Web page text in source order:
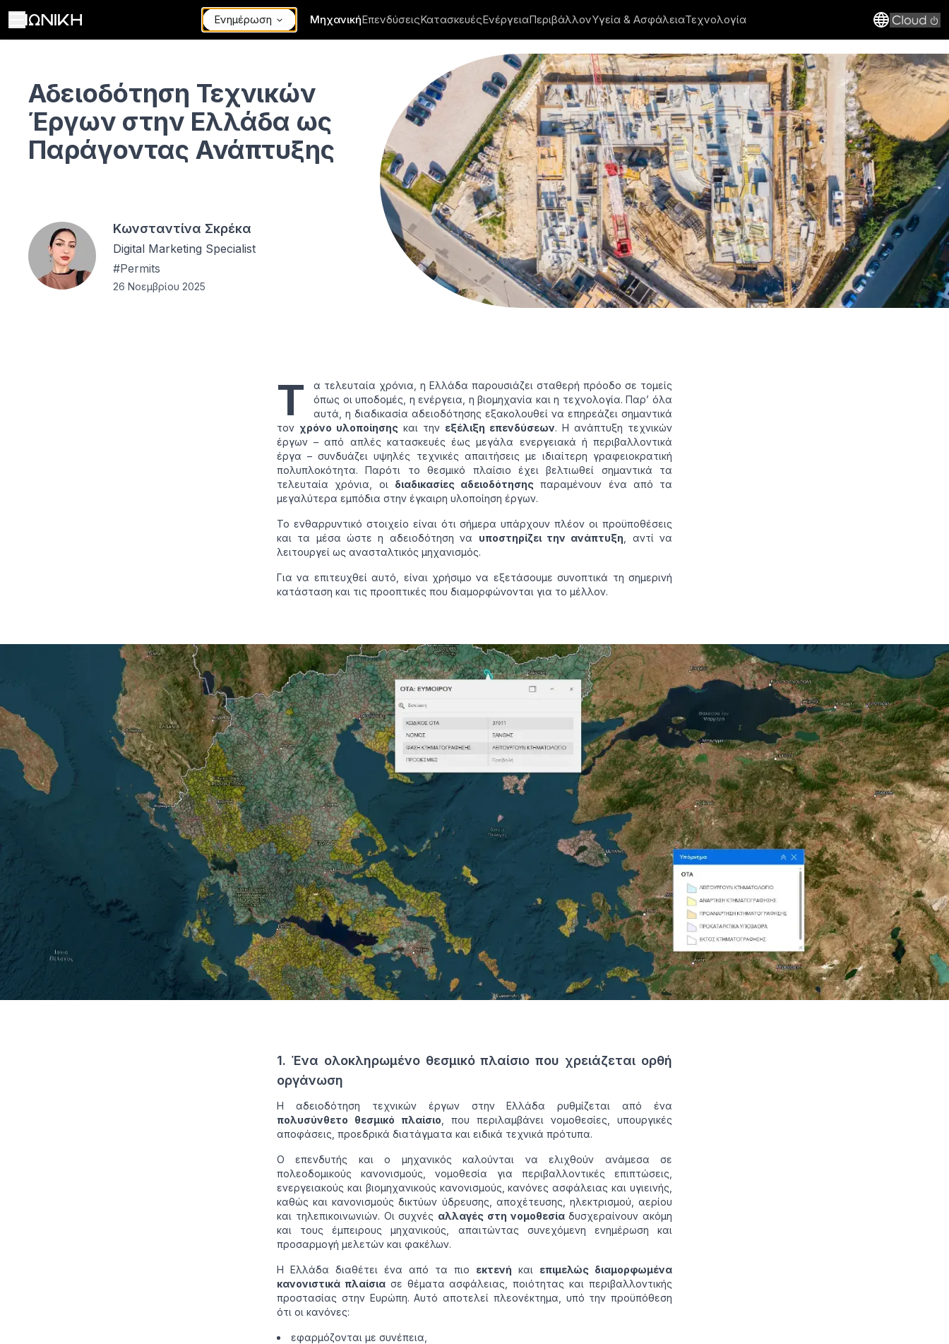
Ενημέρωση ΜηχανικήΕπενδύσειςΚατασκευέςΕνέργειαΠεριβάλλονΥγεία & ΑσφάλειαΤεχνολογία
Αδειοδότηση Τεχνικών
Έργων στην Ελλάδα ως
Παράγοντας Ανάπτυξης
Κωνσταντίνα Σκρέκα
Digital Marketing Specialist
#Permits
26 Νοεμβρίου 2025
Τ
α τελευταία χρόνια, η Ελλάδα παρουσιάζει σταθερή πρόοδο σε τομείς
όπως οι υποδομές, η ενέργεια, η βιομηχανία και η τεχνολογία. Παρ’ όλα
αυτά, η διαδικασία αδειοδότησης εξακολουθεί να επηρεάζει σημαντικά
τον χρόνο υλοποίησης και την εξέλιξη επενδύσεων. Η ανάπτυξη τεχνικών
έργων – από απλές κατασκευές έως μεγάλα ενεργειακά ή περιβαλλοντικά
έργα – συνδυάζει υψηλές τεχνικές απαιτήσεις με ιδιαίτερη γραφειοκρατική
πολυπλοκότητα. Παρότι το θεσμικό πλαίσιο έχει βελτιωθεί σημαντικά τα
τελευταία χρόνια, οι διαδικασίες αδειοδότησης παραμένουν ένα από τα
μεγαλύτερα εμπόδια στην έγκαιρη υλοποίηση έργων.
Το ενθαρρυντικό στοιχείο είναι ότι σήμερα υπάρχουν πλέον οι προϋποθέσεις
και τα μέσα ώστε η αδειοδότηση να υποστηρίζει την ανάπτυξη , αντί να
λειτουργεί ως ανασταλτικός μηχανισμός.
Για να επιτευχθεί αυτό, είναι χρήσιμο να εξετάσουμε συνοπτικά τη σημερινή
κατάσταση και τις προοπτικές που διαμορφώνονται για το μέλλον.
1. Ένα ολοκληρωμένο θεσμικό πλαίσιο που χρειάζεται ορθή
οργάνωση
Η αδειοδότηση τεχνικών έργων στην Ελλάδα ρυθμίζεται από ένα
πολυσύνθετο θεσμικό πλαίσιο , που περιλαμβάνει νομοθεσίες, υπουργικές
αποφάσεις, προεδρικά διατάγματα και ειδικά τεχνικά πρότυπα.
Ο επενδυτής και ο μηχανικός καλούνται να ελιχθούν ανάμεσα σε
πολεοδομικούς κανονισμούς, νομοθεσία για περιβαλλοντικές επιπτώσεις,
ενεργειακούς και βιομηχανικούς κανονισμούς, κανόνες ασφάλειας και υγιεινής,
καθώς και κανονισμούς δικτύων ύδρευσης, αποχέτευσης, ηλεκτρισμού, αερίου
και τηλεπικοινωνιών. Οι συχνές αλλαγές στη νομοθεσίαδυσχεραίνουν ακόμη
και τους έμπειρους μηχανικούς, απαιτώντας συνεχόμενη ενημέρωση και
προσαρμογή μελετών και φακέλων.
Η Ελλάδα διαθέτει ένα από τα πιο εκτενή και επιμελώς διαμορφωμένα
κανονιστικά πλαίσιασε θέματα ασφάλειας, ποιότητας και περιβαλλοντικής
προστασίας στην Ευρώπη. Αυτό αποτελεί πλεονέκτημα, υπό την προϋπόθεση
ότι οι κανόνες:
εφαρμόζονται με συνέπεια,